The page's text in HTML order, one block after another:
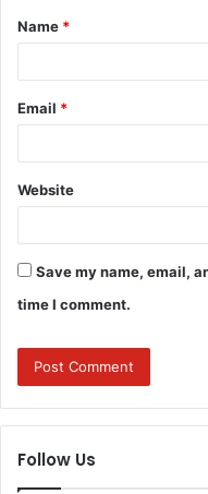
*
Name *
Email *
Website
Save my name, email,
time I comment.
Follow Us